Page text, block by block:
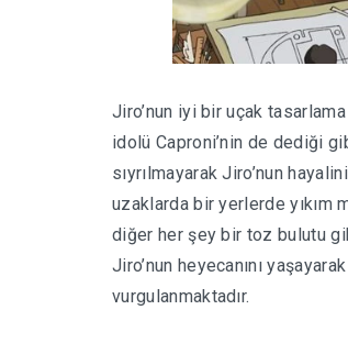
Jiro’nun iyi bir uçak
idolü Caproni’nin de dediği
sıyrılmayarak Jiro’nun
uzaklarda bir yerlerde yıkım
diğer her şey bir toz bulutu
Jiro’nun heyecanını
vurgulanmaktadır.